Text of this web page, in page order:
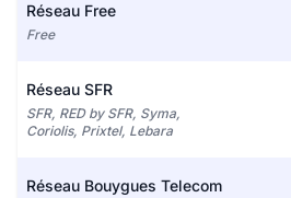
Réseau Free
Free
Réseau SFR
SFR, RED by SFR, Syma,
Coriolis, Prixtel, Lebara
Réseau Bouygues Telecom